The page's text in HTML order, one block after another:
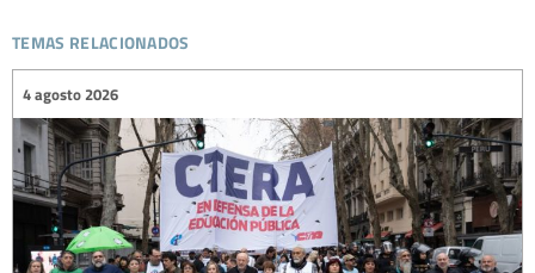
temas relacionados
4 agosto 2026